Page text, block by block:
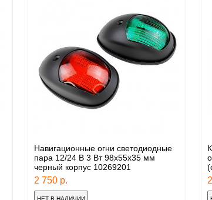
Навигационные огни светодиодные
пара 12/24 В 3 Вт 98х55х35 мм
черный корпус 10269201
2 750 р.